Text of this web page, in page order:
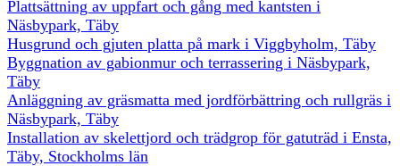
Plattsättning av uppfart och gång med kantsten i
Näsbypark, Täby
Husgrund och gjuten platta på mark i Viggbyholm, Täby
Byggnation av gabionmur och terrassering i Näsbypark,
Täby
Anläggning av gräsmatta med jordförbättring och rullgräs i
Näsbypark, Täby
Installation av skelettjord och trädgrop för gatuträd i Ensta,
Täby, Stockholms län